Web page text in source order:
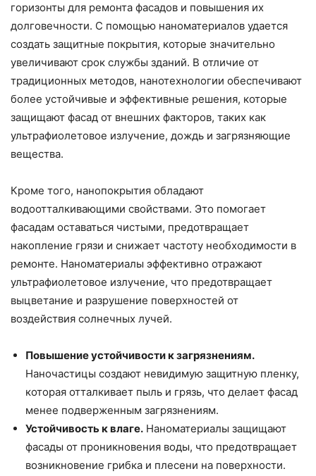
горизонты для ремонта фасадов и повышения их
долговечности. С помощью наноматериалов удается
создать защитные покрытия, которые значительно
увеличивают срок службы зданий. В отличие от
традиционных методов, нанотехнологии обеспечивают
более устойчивые и эффективные решения, которые
защищают фасад от внешних факторов, таких как
ультрафиолетовое излучение, дождь и загрязняющие
вещества.
Кроме того, нанопокрытия обладают
водоотталкивающими свойствами. Это помогает
фасадам оставаться чистыми, предотвращает
накопление грязи и снижает частоту необходимости в
ремонте. Наноматериалы эффективно отражают
ультрафиолетовое излучение, что предотвращает
выцветание и разрушение поверхностей от
воздействия солнечных лучей.
Повышение устойчивости к загрязнениям.
Наночастицы создают невидимую защитную пленку,
которая отталкивает пыль и грязь, что делает фасад
менее подверженным загрязнениям.
Устойчивость к влаге. Наноматериалы защищают
фасады от проникновения воды, что предотвращает
возникновение грибка и плесени на поверхности.